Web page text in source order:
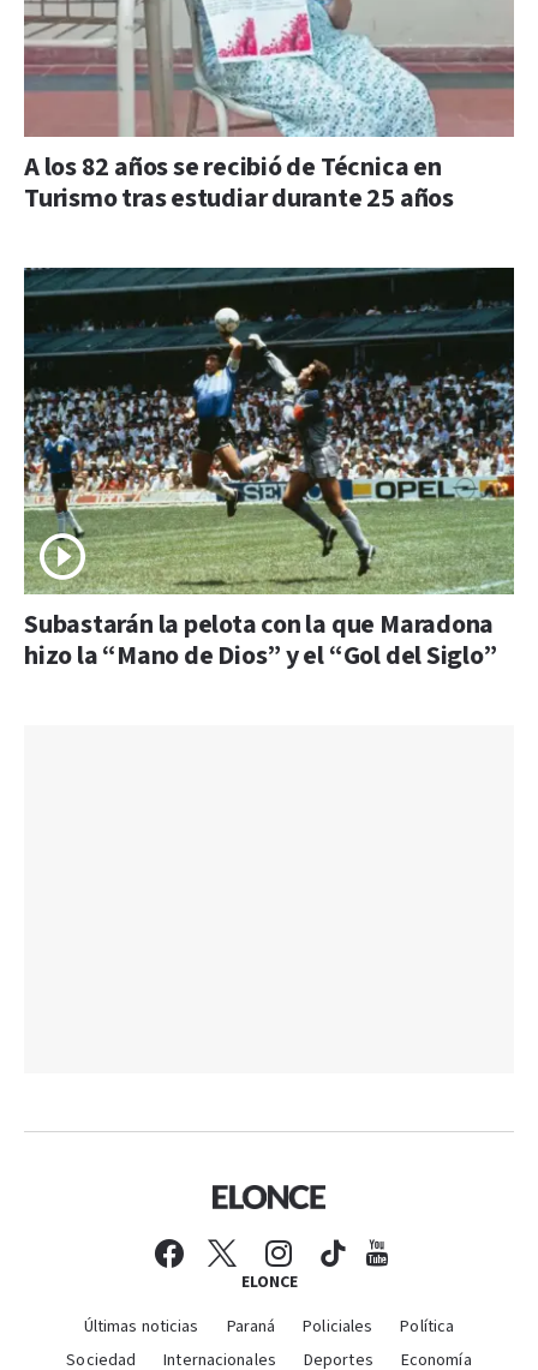
A los 82 años se recibió de Técnica en
Turismo tras estudiar durante 25 años
Subastarán la pelota con la que Maradona
hizo la “Mano de Dios” y el “Gol del Siglo”
ELONCE
Últimas noticias Paraná Policiales
Política
Sociedad
Internacionales Deportes Economía